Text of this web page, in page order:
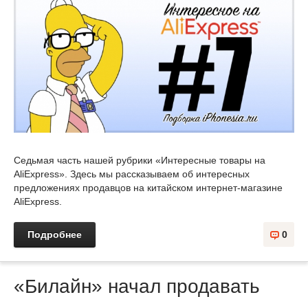
Седьмая часть нашей рубрики «Интересные товары на
AliExpress». Здесь мы рассказываем об интересных
предложениях продавцов на китайском интернет-магазине
AliExpress.
Подробнее 0
«Билайн» начал продавать